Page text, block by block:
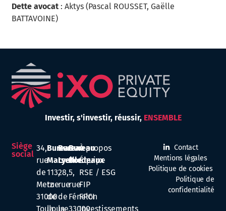
Dette avocat : Aktys (Pascal ROUSSET, Gaëlle
BATTAVOINE)
Investir,s'investir,réussir, ENSEMBLE
Siège
social
34,
rue
de
Metz
31000
Toulouse
Bureau
Marseille
113,
rue
de
la
Bureau
Lyon
28,
rue
de
la
Bureau
Bordeaux
5,
rue
Fénelon
33000
À propos
Équipe
RSE / ESG
FIP
FPCI
Investissements
Contact
Mentions légales
Politique de cookies
Politique de
confidentialité